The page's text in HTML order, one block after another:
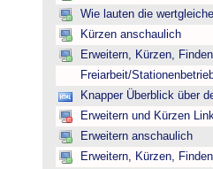
Wie lauten die
Kürzen anschaulich
Erweitern, Kürzen,
Freiarbeit/
Knapper Überblick über
Erweitern und Kürzen
Erweitern anschaulich
Erweitern, Kürzen,